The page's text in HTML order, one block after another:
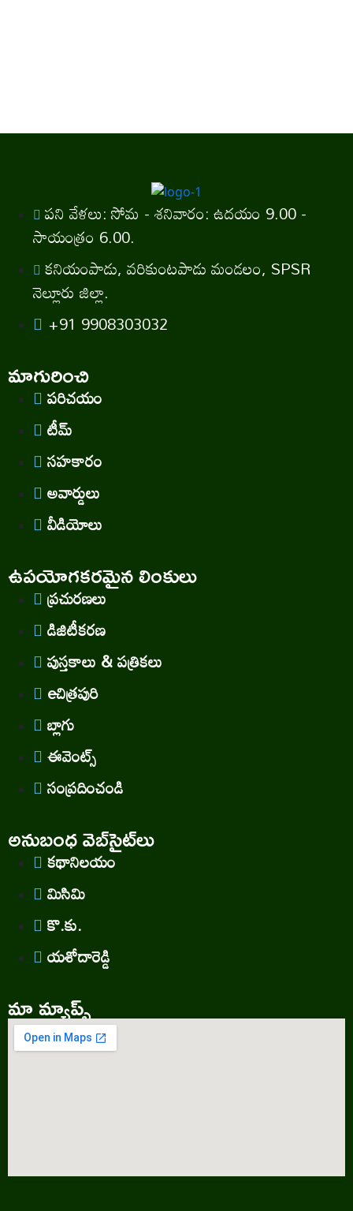
పని వేళలు: సోమ - శనివారం: ఉదయం 9.00 -
సాయంత్రం 6.00.
కనియంపాడు, వరికుంటపాడు మండలం, SPSR
నెల్లూరు జిల్లా.
+91 9908303032
మాగురించి
పరిచయం
టీమ్
సహకారం
అవార్డులు
వీడియోలు
ఉపయోగకరమైన లింకులు
ప్రచురణలు
డిజిటీకరణ
పుస్తకాలు & పత్రికలు
eచిత్రపురి
బ్లాగు
ఈవెంట్స్
సంప్రదించండి
అనుబంధ వెబ్‌సైట్‌లు
కథానిలయం
మిసిమి
కొ.కు.
యశోదారెడ్డి
మా మ్యాప్స్